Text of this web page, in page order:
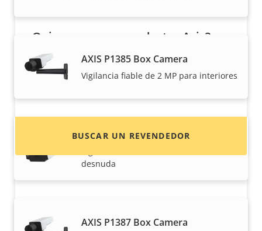
AXIS P1385 Box Camera
Vigilancia fiable de 2 MP para interiores
AXIS P1385-B Box Camera
desnuda
AXIS P1387 Box Camera
¿Quiere comprar productos Axis?
Localice revendedores, integradores de
sistemas e instaladores de productos y
BUSCAR UN REVENDEDOR